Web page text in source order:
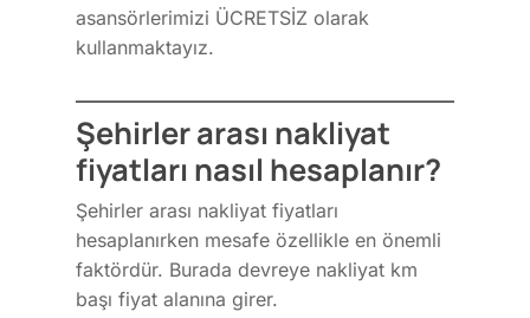
asansörlerimizi ÜCRETSİZ olarak
kullanmaktayız.
Şehirler arası nakliyat
fiyatları nasıl hesaplanır?
Şehirler arası nakliyat fiyatları
hesaplanırken mesafe özellikle en önemli
faktördür. Burada devreye nakliyat km
başı fiyat alanına girer.